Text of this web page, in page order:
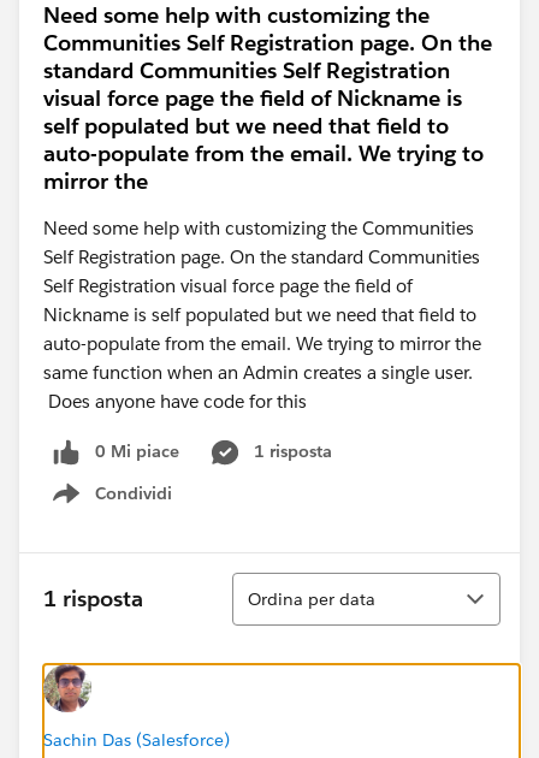
Need some help with customizing the
Communities Self Registration page. On the
standard Communities Self Registration
visual force page the field of Nickname is
self populated but we need that field to
auto-populate from the email. We trying to
mirror the
Need some help with customizing the Communities
Self Registration page. On the standard Communities
Self Registration visual force page the field of
Nickname is self populated but we need that field to
auto-populate from the email. We trying to mirror the
same function when an Admin creates a single user.
Does anyone have code for this
0 Mi piace
1 risposta
Condividi
Show menu
1 risposta
Ordina
Ordina per data
Sachin Das (Salesforce)